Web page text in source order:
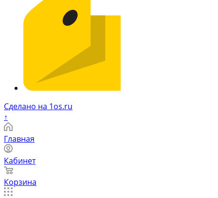
Сделано на 1os.ru
↑
Главная
Кабинет
Корзина